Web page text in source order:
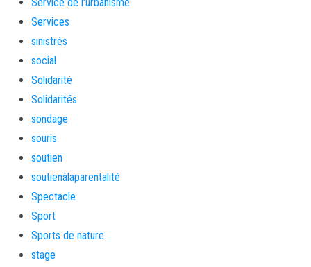
Services
sinistrés
social
Solidarité
Solidarités
sondage
souris
soutien
soutienàlaparentalité
Spectacle
Sport
Sports de nature
stage